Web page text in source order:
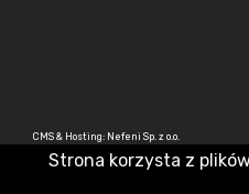
CMS & Hosting: Nefeni Sp. z o.o.
Strona korzysta z